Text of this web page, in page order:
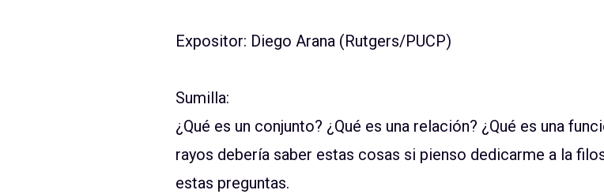
Expositor: Diego Arana (Rutgers/PUCP)
Sumilla:
¿Qué es un conjunto? ¿Qué es una relación? ¿Qué es una
rayos debería saber estas cosas si pienso dedicarme a la
estas preguntas.